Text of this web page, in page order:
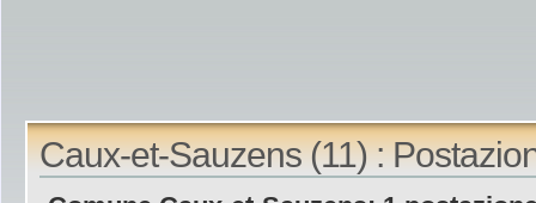
Caux-et-Sauzens (11) :